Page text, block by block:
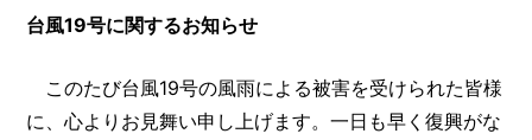
台風19号に関するお知らせ
このたび台風19号の風雨による被害を受けられた皆様
に、心よりお見舞い申し上げます。一日も早く復興がな